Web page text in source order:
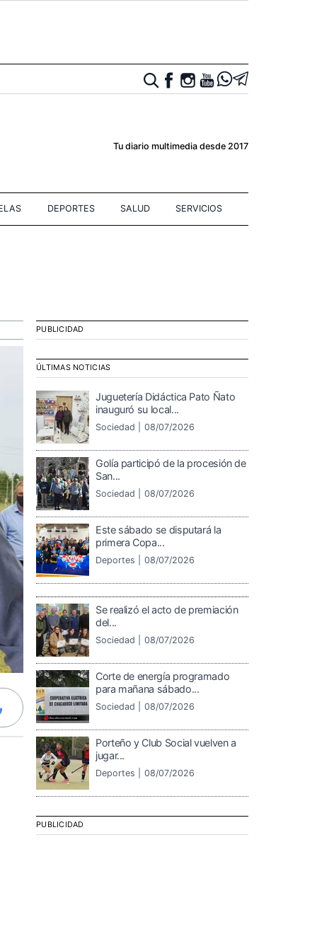
Tu diario multimedia desde 2017
DEPORTES SALUD SERVICIOS
PUBLICIDAD
ÚLTIMAS NOTICIAS
Juguetería Didáctica Pato Ñato
inauguró su local...
Sociedad | 08/07/2026
Golía participó de la procesión de
San...
Sociedad | 08/07/2026
Este sábado se disputará la
primera Copa...
Deportes | 08/07/2026
Se realizó el acto de premiación
del...
Sociedad | 08/07/2026
Corte de energía programado
para mañana sábado...
Sociedad | 08/07/2026
Porteño y Club Social vuelven a
jugar...
Deportes | 08/07/2026
PUBLICIDAD